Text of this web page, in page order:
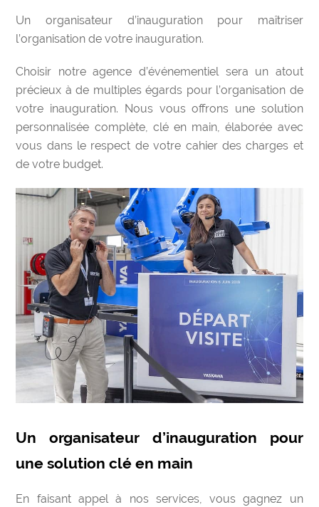
Un organisateur d’inauguration pour maîtriser
l’organisation de votre inauguration.
Choisir notre agence d’événementiel sera un atout
précieux à de multiples égards pour l’organisation de
votre inauguration. Nous vous offrons une solution
personnalisée complète, clé en main, élaborée avec
vous dans le respect de votre cahier des charges et
de votre budget.
Un organisateur d’inauguration pour
une solution clé en main
En faisant appel à nos services, vous gagnez un